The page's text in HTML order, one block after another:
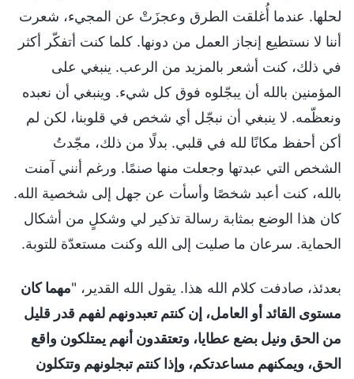
لحلها. عندما أُغلقت الطرق وعجزَتْ عن المجيء، شعرت
أننا لا نستطيع إنجاز العمل من دونها. كلما كنت أتفكّر أكثر
في ذلك، كنت أشعر بالمزيد من الرعب. ينبغي على
المؤمنين بالله أن يبجّلوه فوق كل شيء. وينبغي أن نعبده
ونعظّمه. لا ينبغي أن نبجّل أي شخص في قلوبنا، لكن لم
أكن أحفظ مكانًا لله في قلبي. بدلًا من ذلك، مجّدتُ
الشخص التي عبدتها وجعلت منها صنمًا. ورغم أنني آمنت
بالله، كنت أعبد شخصًا وأسأت عن جهل إلى شخصية الله.
كان هذا الوضع بمثابة رسالة تذكير لي وشكلٍ من أشكال
الحماية. سرعان ما صليت إلى الله وكنت مستعدّة للتوبة.
بعدئذ، صادفت كلام الله هذا. يقول الله القدير، "مهما كان
مستوى القائد أو العامل، إن كنتم تعبدونهم لفهم قدر قليل
من الحق ونيل بضع عطايا، وتعتقدون أنهم يمتلكون واقع
الحق، ويمكنهم مساعدتكم، وإذا كنتم تبجلونهم وتتكلون